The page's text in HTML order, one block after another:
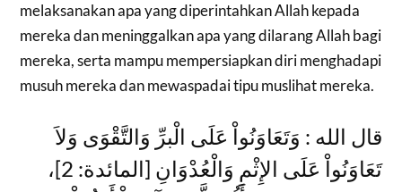
melaksanakan apa yang diperintahkan Allah kepada
mereka dan meninggalkan apa yang dilarang Allah bagi
mereka, serta mampu mempersiapkan diri menghadapi
musuh mereka dan mewaspadai tipu muslihat mereka.
قال الله : وَتَعَاوَنُواْ عَلَى الْبرِّ وَالتَّقْوَى وَلاَ
تَعَاوَنُواْ عَلَى الإِثْمِ وَالْعُدْوَانِ [المائدة: 2]،